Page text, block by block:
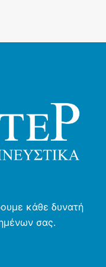
στη
σελίδα
του
προϊόντος
κάθε δυνατή
σας.